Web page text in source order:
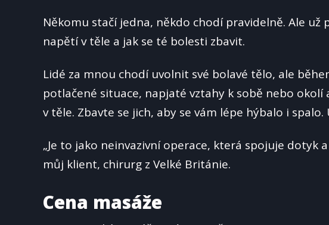
Někomu stačí jedna, někdo chodí pravidelně. Ale
napětí v těle a jak se té bolesti zbavit.
Lidé za mnou chodí uvolnit své bolavé tělo, ale
potlačené situace, napjaté vztahy k sobě nebo
v těle. Zbavte se jich, aby se vám lépe hýbalo i
„Je to jako neinvazivní operace, která spojuje dotyk
můj klient, chirurg z Velké Británie.
Cena masáže